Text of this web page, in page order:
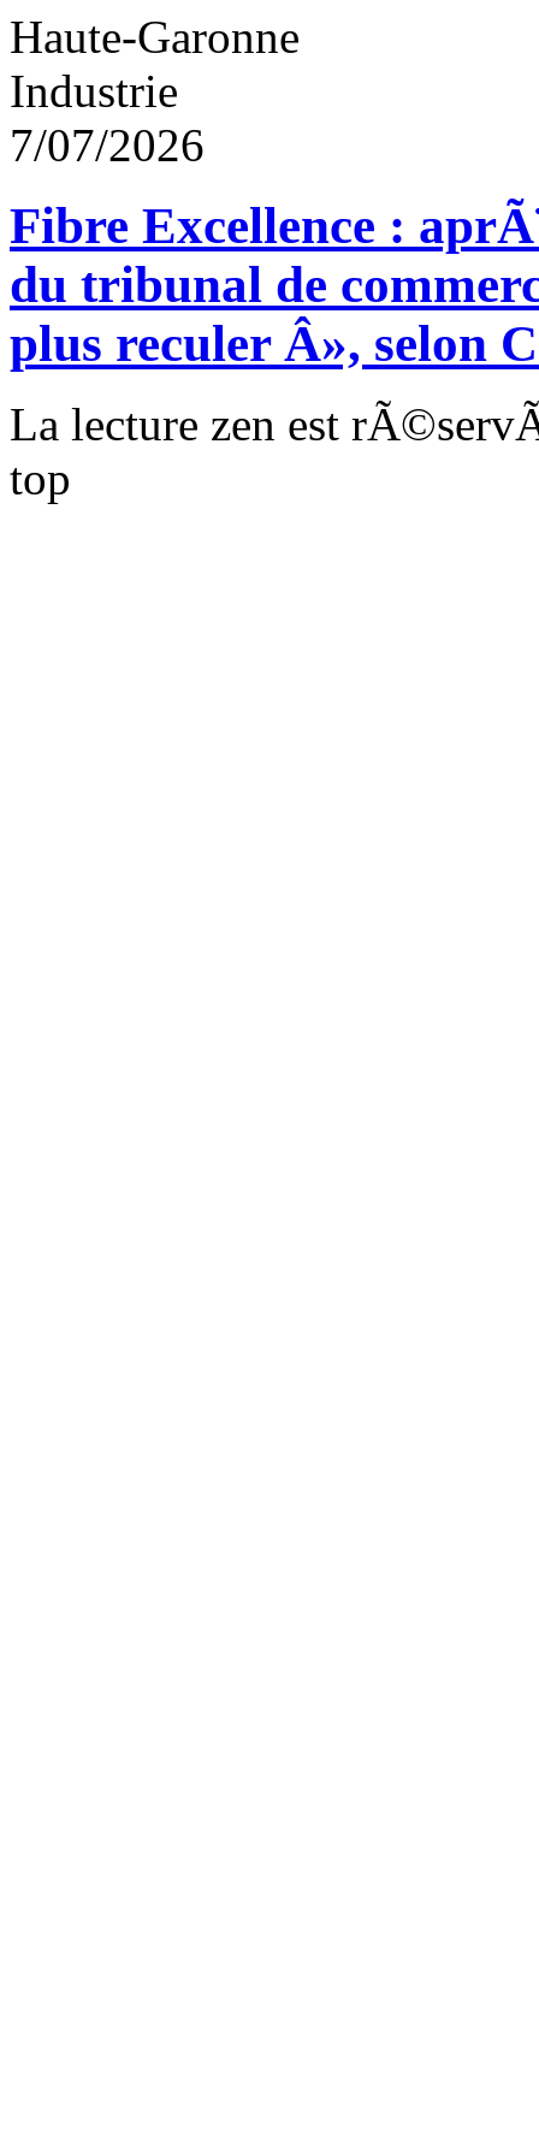
Haute-Garonne
Industrie
7/07/2026
Fibre Excellence :
du tribunal de
plus reculer Â», selon
La lecture zen est
top